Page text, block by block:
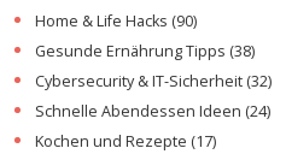
Home & Life Hacks (90)
Gesunde Ernährung Tipps (38)
Cybersecurity & IT-Sicherheit (32)
Schnelle Abendessen Ideen (24)
Kochen und Rezepte (17)